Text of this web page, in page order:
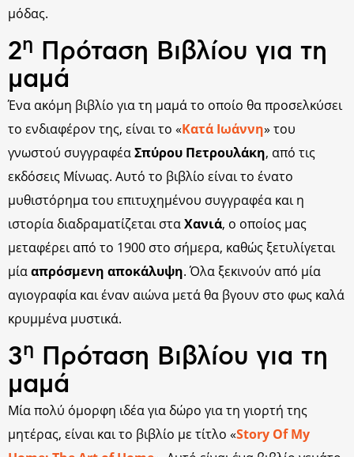
μόδας.
2η
Πρόταση Βιβλίου για τη
μαμά
Ένα ακόμη βιβλίο για τη μαμά το οποίο θα προσελκύσει
το ενδιαφέρον της, είναι το «Κατά Ιωάννη» του
γνωστού συγγραφέαΣπύρου Πετρουλάκη, από τις
εκδόσεις Μίνωας. Αυτό το βιβλίο είναι το ένατο
μυθιστόρημα του επιτυχημένου συγγραφέα και η
ιστορία διαδραματίζεται σταΧανιά, ο οποίος μας
μεταφέρει από το 1900 στο σήμερα, καθώς ξετυλίγεται
μίααπρόσμενη αποκάλυψη. Όλα ξεκινούν από μία
αγιογραφία και έναν αιώνα μετά θα βγουν στο φως καλά
κρυμμένα μυστικά.
3η
Πρόταση Βιβλίου για τη
μαμά
Μία πολύ όμορφη ιδέα για δώρο για τη γιορτή της
μητέρας, είναι και το βιβλίο με τίτλο «Story Of My